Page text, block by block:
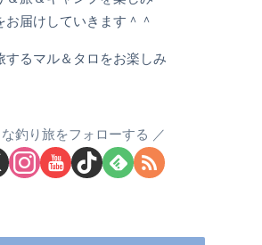
お届けしていきます＾＾
するマル＆タロをお楽しみ
釣り旅をフォローする